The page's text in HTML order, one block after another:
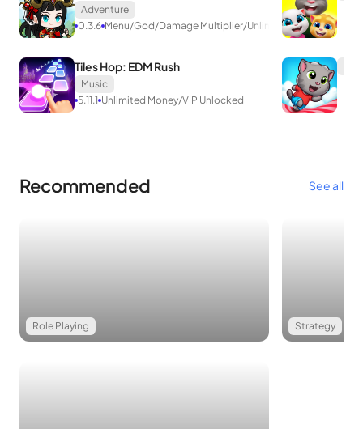
Adventure
0.3.6 Menu/God/Damage Multiplier/Unlimited Money
Tiles Hop: EDM Rush
Music
5.11.1 Unlimited Money/VIP Unlocked
Recommended See all
Role Playing Strategy